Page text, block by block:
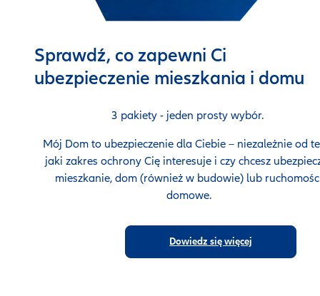
Sprawdź, co zapewni Ci
ubezpieczenie mieszkania i domu
3 pakiety - jeden prosty wybór.
Mój Dom to ubezpieczenie dla Ciebie – niezależnie od
jaki zakres ochrony Cię interesuje i czy chcesz
mieszkanie, dom (również w budowie) lub
domowe.
Dowiedz się więcej